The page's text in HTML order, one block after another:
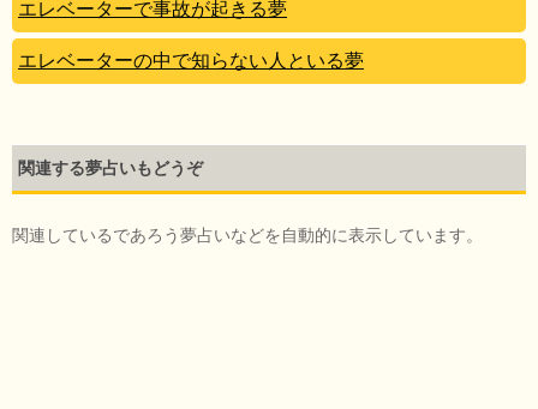
エレベーターで事故が起きる夢
エレベーターの中で知らない人といる夢
関連する夢占いもどうぞ
関連しているであろう夢占いなどを自動的に表示しています。